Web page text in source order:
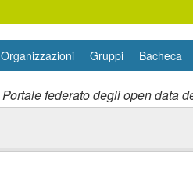
Portale federato degli open data
Organizzazioni Gruppi Bacheca